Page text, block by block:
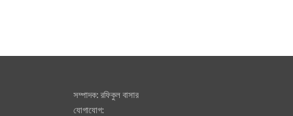
সম্পাদক: রফিকুল বাসার
যোগাযোগ: